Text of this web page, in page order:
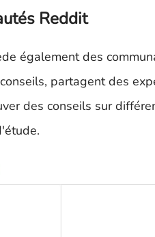
Reddit
également des
partagent des
des conseils sur